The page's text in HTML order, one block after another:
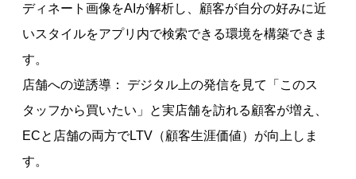
ディネート画像をAIが解析し、顧客が自分の好みに近
いスタイルをアプリ内で検索できる環境を構築できま
す。
店舗への逆誘導： デジタル上の発信を見て「このス
タッフから買いたい」と実店舗を訪れる顧客が増え、
ECと店舗の両方でLTV（顧客生涯価値）が向上しま
す。